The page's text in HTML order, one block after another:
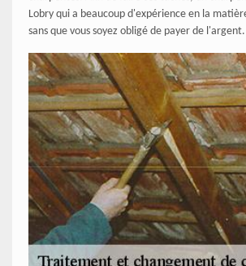
Lobry qui a beaucoup d'expérience en la
sans que vous soyez obligé de payer de l'argent.